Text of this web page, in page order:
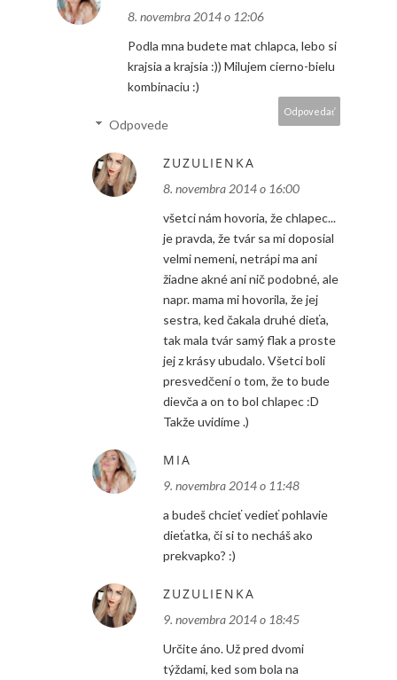
8. novembra 2014 o 12:06
Podla mna budete mat chlapca, lebo si
krajsia a krajsia :)) Milujem cierno-bielu
kombinaciu :)
Odpovedať
Odpovede
ZUZULIENKA
8. novembra 2014 o 16:00
všetci nám hovoria, že chlapec...
je pravda, že tvár sa mi doposial
velmi nemeni, netrápi ma ani
žiadne akné ani nič podobné, ale
napr. mama mi hovorila, že jej
sestra, ked čakala druhé dieťa,
tak mala tvár samý flak a proste
jej z krásy ubudalo. Všetci boli
presvedčení o tom, že to bude
dievča a on to bol chlapec :D
Takže uvidíme .)
MIA
9. novembra 2014 o 11:48
a budeš chcieť vedieť pohlavie
dieťatka, či si to necháš ako
prekvapko? :)
ZUZULIENKA
9. novembra 2014 o 18:45
Určite áno. Už pred dvomi
týždami, ked som bola na